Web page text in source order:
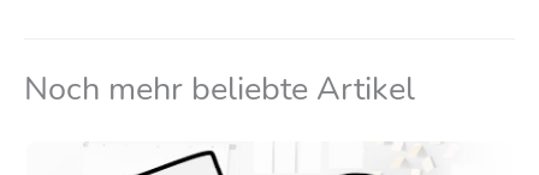
Noch mehr beliebte Artikel